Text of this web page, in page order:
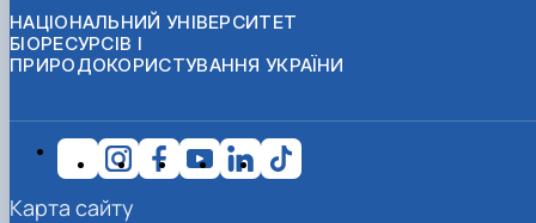
НАЦІОНАЛЬНИЙ УНІВЕРСИТЕТ
БІОРЕСУРСІВ І
ПРИРОДОКОРИСТУВАННЯ УКРАЇНИ
Карта сайту